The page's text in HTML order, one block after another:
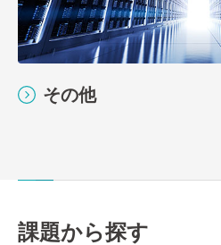
その他
課題から探す